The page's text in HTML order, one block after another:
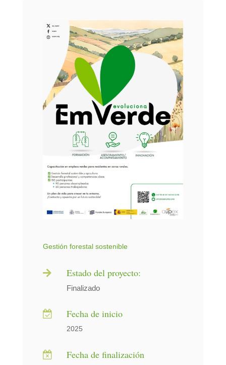
Gestión forestal sostenible
 Estado del proyecto:
Finalizado
 Fecha de inicio
2025
 Fecha de finalización